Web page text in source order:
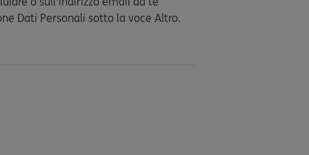
Dati Personali sotto la voce Altro.